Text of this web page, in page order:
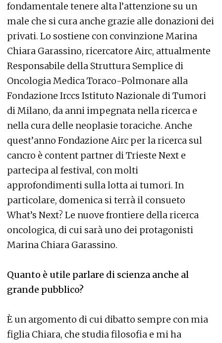
fondamentale tenere alta l’attenzione su un
male che si cura anche grazie alle donazioni dei
privati. Lo sostiene con convinzione Marina
Chiara Garassino, ricercatore Airc, attualmente
Responsabile della Struttura Semplice di
Oncologia Medica Toraco-Polmonare alla
Fondazione Irccs Istituto Nazionale di Tumori
di Milano, da anni impegnata nella ricerca e
nella cura delle neoplasie toraciche. Anche
quest’anno Fondazione Airc per la ricerca sul
cancro è content partner di Trieste Next e
partecipa al festival, con molti
approfondimenti sulla lotta ai tumori. In
particolare, domenica si terrà il consueto
What’s Next? Le nuove frontiere della ricerca
oncologica, di cui sarà uno dei protagonisti
Marina Chiara Garassino.
Quanto è utile parlare di scienza anche al
grande pubblico?
È un argomento di cui dibatto sempre con mia
figlia Chiara, che studia filosofia e mi ha